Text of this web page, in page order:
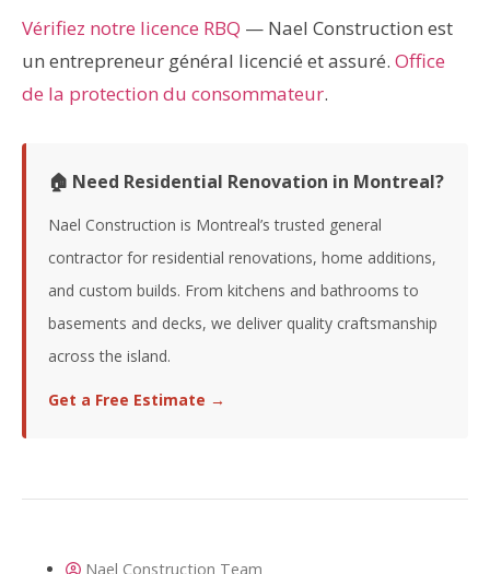
Vérifiez notre licence RBQ — Nael Construction est
un entrepreneur général licencié et assuré. Office
de la protection du consommateur.
🏠 Need Residential Renovation in Montreal?
Nael Construction is Montreal’s trusted general
contractor for residential renovations, home additions,
and custom builds. From kitchens and bathrooms to
basements and decks, we deliver quality craftsmanship
across the island.
Get a Free Estimate →
Nael Construction Team